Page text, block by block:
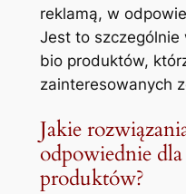
reklamą, w
Jest to
bio produktów,
zainteresowanych
Jakie
odpowiednie
produktów?